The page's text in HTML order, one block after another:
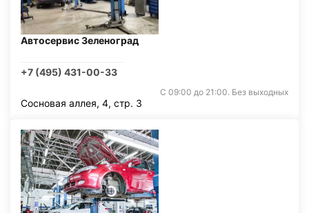
Автосервис Зеленоград
+7 (495) 431-00-33
С 09:00 до 21:00. Без выходных
Сосновая аллея, 4, стр. 3